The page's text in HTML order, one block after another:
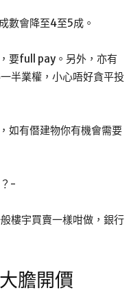
數會降至4至5成。
要full pay。另外，亦有
半業權，小心唔好貪平投
如有僭建物你有機會需要
-
樓宇買賣一樣咁做，銀行
膽開價